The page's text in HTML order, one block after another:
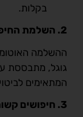
בקלות.
2. השלמת החיפוש של גוגל
ההשלמה
גוגל, מתבססת
המתאימים
3. חיפושים קשורים